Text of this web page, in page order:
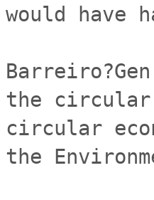
would have
the circular
circular
the